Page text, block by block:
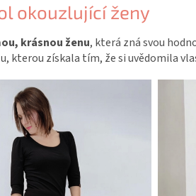
okouzlující ženy
krásnou ženu, která zná svou
kterou získala tím, že si uvědomila